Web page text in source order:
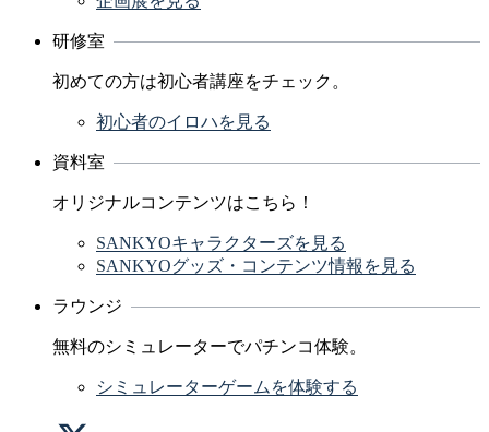
研修室
初めての方は初心者講座をチェック。
初心者のイロハを見る
資料室
オリジナルコンテンツはこちら！
SANKYOキャラクターズを見る
SANKYOグッズ・コンテンツ情報を見る
ラウンジ
無料のシミュレーターでパチンコ体験。
シミュレーターゲームを体験する